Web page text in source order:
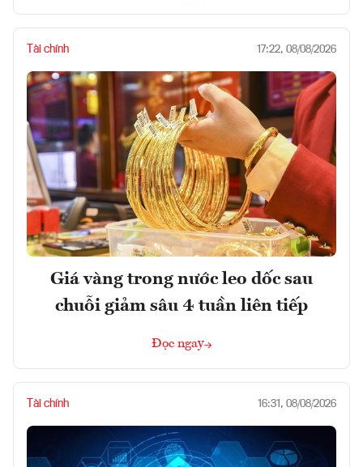
Tài chính 17:22, 08/08/2026
Giá vàng trong nước leo dốc sau
chuỗi giảm sâu 4 tuần liên tiếp
Đọc ngay
Tài chính 16:31, 08/08/2026